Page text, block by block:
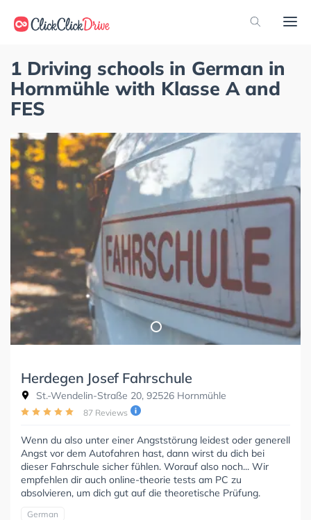
1 Driving schools in German in
Hornmühle with Klasse A and
FES
Herdegen Josef Fahrschule
St.-Wendelin-Straße 20, 92526 Hornmühle
87 Reviews
Wenn du also unter einer Angststörung leidest oder generell
Angst vor dem Autofahren hast, dann wirst du dich bei
dieser Fahrschule sicher fühlen. Worauf also noch... Wir
empfehlen dir auch online-theorie tests am PC zu
absolvieren, um dich gut auf die theoretische Prüfung.
German